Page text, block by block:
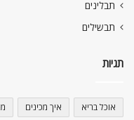
תבלינים
תבשילים
תגיות
אוכל בריא איך מכינים